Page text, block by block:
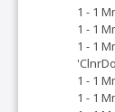
1 - 1
1 - 1
1 - 1
1 - 1
1 - 1